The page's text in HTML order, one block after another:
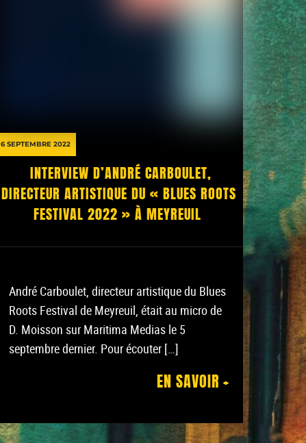
6 SEPTEMBRE 2022
INTERVIEW D’ANDRÉ CARBOULET,
DIRECTEUR ARTISTIQUE DU « BLUES ROOTS
FESTIVAL 2022 » À MEYREUIL
André Carboulet, directeur artistique du Blues
Roots Festival de Meyreuil, était au micro de
D. Moisson sur Maritima Medias le 5
septembre dernier. Pour écouter […]
EN SAVOIR +